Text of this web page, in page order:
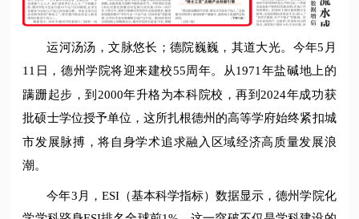
运河汤汤，文脉悠长；德院巍巍，其道大光。今年5月
11日，德州学院将迎来建校55周年。从1971年盐碱地上的
蹒跚起步，到2000年升格为本科院校，再到2024年成功获
批硕士学位授予单位，这所扎根德州的高等学府始终紧扣城
市发展脉搏，将自身学术追求融入区域经济高质量发展浪
潮。
今年3月，ESI（基本科学指标）数据显示，德州学院化